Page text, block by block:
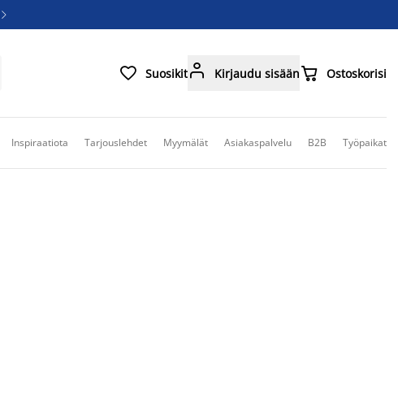

 Suosikit Kirjaudu sisään Ostoskorisi
Inspiraatiota Tarjouslehdet Myymälät Asiakaspalvelu B2B Työpaikat